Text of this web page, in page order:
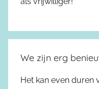
We zijn erg
Het kan even duren